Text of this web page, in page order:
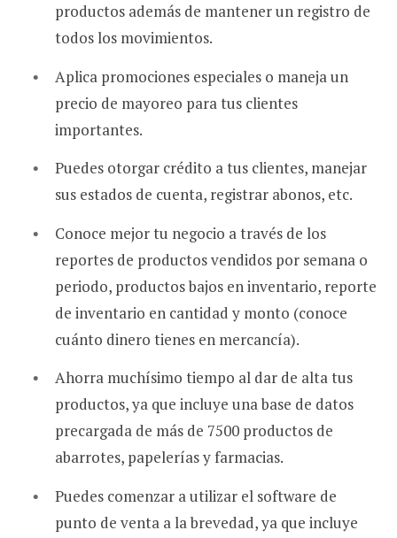
productos además de mantener un registro de
todos los movimientos.
Aplica promociones especiales o maneja un
precio de mayoreo para tus clientes
importantes.
Puedes otorgar crédito a tus clientes, manejar
sus estados de cuenta, registrar abonos, etc.
Conoce mejor tu negocio a través de los
reportes de productos vendidos por semana o
periodo, productos bajos en inventario, reporte
de inventario en cantidad y monto (conoce
cuánto dinero tienes en mercancía).
Ahorra muchísimo tiempo al dar de alta tus
productos, ya que incluye una base de datos
precargada de más de 7500 productos de
abarrotes, papelerías y farmacias.
Puedes comenzar a utilizar el software de
punto de venta a la brevedad, ya que incluye